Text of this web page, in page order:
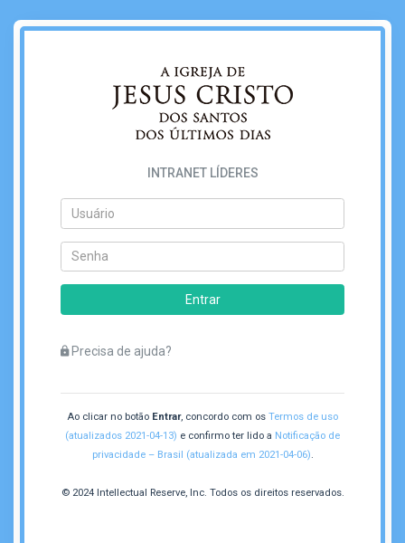
INTRANET LÍDERES
Entrar
Precisa de ajuda?
Ao clicar no botão Entrar, concordo com os Termos de uso
(atualizados 2021-04-13) e confirmo ter lido a Notificação de
privacidade – Brasil (atualizada em 2021-04-06).
© 2024 Intellectual Reserve, Inc. Todos os direitos reservados.